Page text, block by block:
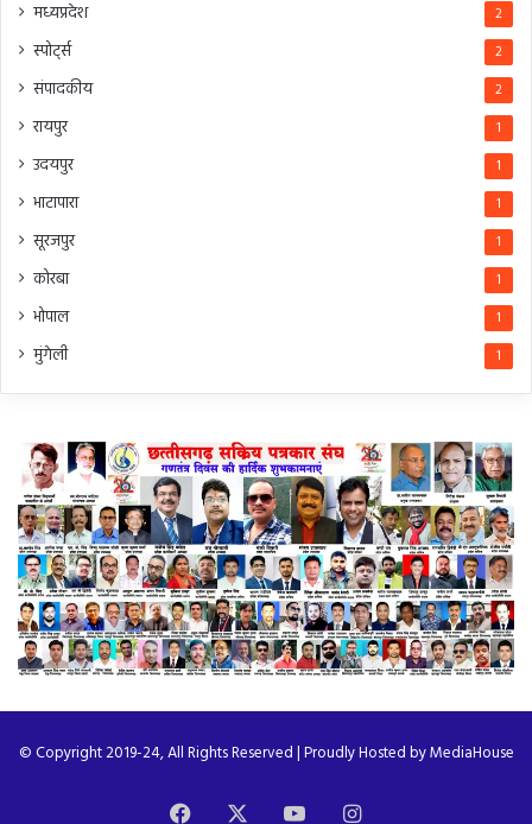
मध्यप्रदेश 2
स्पोर्ट्स 2
संपादकीय 2
रायपुर 1
उदयपुर 1
भाटापारा 1
सूरजपुर 1
कोरबा 1
भोपाल 1
मुंगेली 1
© Copyright 2019-24, All Rights Reserved | Proudly Hosted byMediaHouse
Facebook YouTubeInstagram